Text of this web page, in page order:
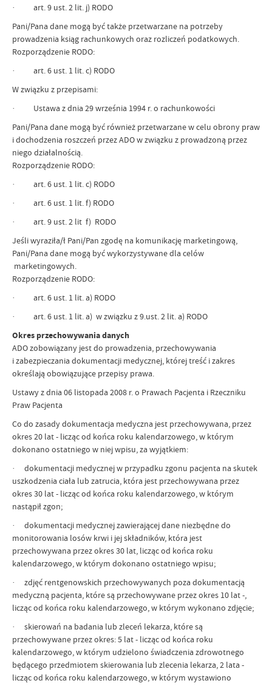
· art. 9 ust. 2 lit. j) RODO
Pani/Pana dane mogą być także przetwarzane na potrzeby
prowadzenia ksiąg rachunkowych oraz rozliczeń podatkowych.
Rozporządzenie RODO:
· art. 6 ust. 1 lit. c) RODO
W związku z przepisami:
· Ustawa z dnia 29 września 1994 r. o rachunkowości
Pani/Pana dane mogą być również przetwarzane w celu obrony praw
i dochodzenia roszczeń przez ADO w związku z prowadzoną przez
niego działalnością.
Rozporządzenie RODO:
· art. 6 ust. 1 lit. c) RODO
· art. 6 ust. 1 lit. f) RODO
· art. 9 ust. 2 lit f) RODO
Jeśli wyraziła/ł Pani/Pan zgodę na komunikację marketingową,
Pani/Pana dane mogą być wykorzystywane dla celów
marketingowych.
Rozporządzenie RODO:
· art. 6 ust. 1 lit. a) RODO
· art. 6 ust. 1 lit. a) w związku z 9.ust. 2 lit. a) RODO
Okres przechowywania danych
ADO zobowiązany jest do prowadzenia, przechowywania
i zabezpieczania dokumentacji medycznej, której treść i zakres
określają obowiązujące przepisy prawa.
Ustawy z dnia 06 listopada 2008 r. o Prawach Pacjenta i Rzeczniku
Praw Pacjenta
Co do zasady dokumentacja medyczna jest przechowywana, przez
okres 20 lat - licząc od końca roku kalendarzowego, w którym
dokonano ostatniego w niej wpisu, za wyjątkiem:
· dokumentacji medycznej w przypadku zgonu pacjenta na skutek
uszkodzenia ciała lub zatrucia, która jest przechowywana przez
okres 30 lat - licząc od końca roku kalendarzowego, w którym
nastąpił zgon;
· dokumentacji medycznej zawierającej dane niezbędne do
monitorowania losów krwi i jej składników, która jest
przechowywana przez okres 30 lat, licząc od końca roku
kalendarzowego, w którym dokonano ostatniego wpisu;
· zdjęć rentgenowskich przechowywanych poza dokumentacją
medyczną pacjenta, które są przechowywane przez okres 10 lat -,
licząc od końca roku kalendarzowego, w którym wykonano zdjęcie;
· skierowań na badania lub zleceń lekarza, które są
przechowywane przez okres: 5 lat - licząc od końca roku
kalendarzowego, w którym udzielono świadczenia zdrowotnego
będącego przedmiotem skierowania lub zlecenia lekarza, 2 lata -
licząc od końca roku kalendarzowego, w którym wystawiono